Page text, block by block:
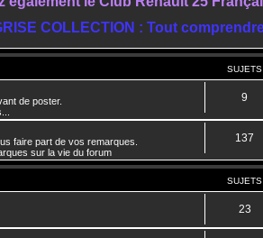
COLLECTION : Tout
SUJETS
de poster.
9
faire part de vos remarques.
sur la vie du forum
137
SUJETS
23